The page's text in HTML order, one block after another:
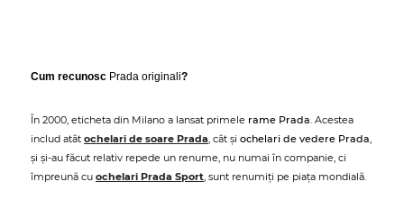
Cum recunosc Prada originali?
În 2000, eticheta din Milano a lansat primele rame Prada. Acestea
includ atât ochelari de soare Prada, cât și ochelari de vedere Prada,
și și-au făcut relativ repede un renume, nu numai în companie, ci
împreună cu ochelari Prada Sport, sunt renumiți pe piața mondială.